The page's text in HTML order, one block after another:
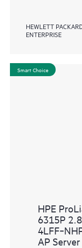
HEWLETT
ENTERPRISE
Smart Choice
HPE
6315P
AP Server